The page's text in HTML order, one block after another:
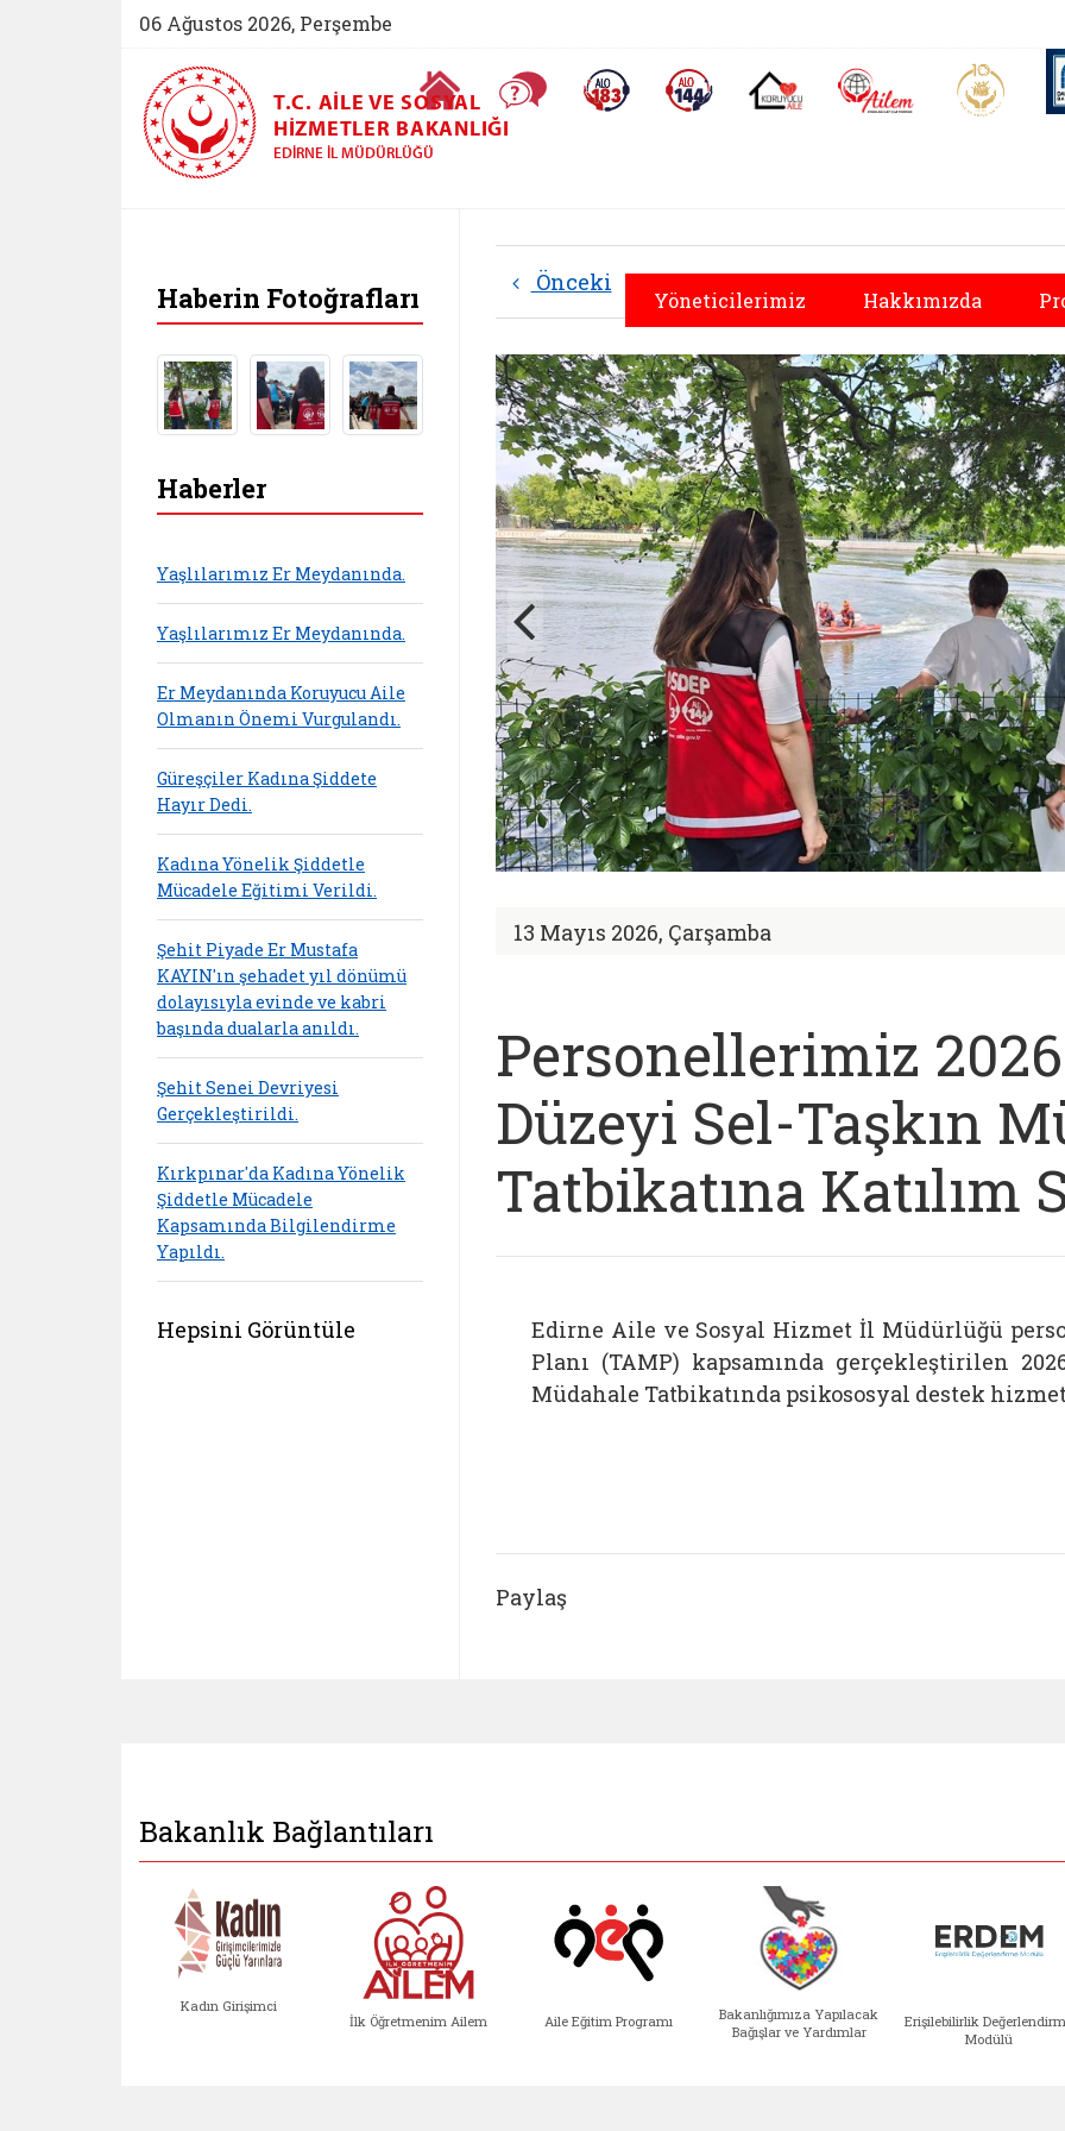
06 Ağustos 2026, Perşembe
Ana Sayfa Sıkça Sorulan SorularAlo 183 (yeni sekmede açılır)Alo 144 (yeni sekmede açılır)Koruyucu Aile (yeni sekmede açılır)
AİLEM İletişim Aile ve
T.C. AILE VE SOSYAL
HIZMETLER BAKANLIĞI
EDIRNE İL MÜDÜRLÜĞÜ
Yöneticilerimiz Hakkımızda
Önceki
13 Mayıs 2026, Çarşamba
Personellerimiz 2026
Düzeyi Sel-Taşkın
Tatbikatına Katılım
Edirne Aile ve Sosyal Hizmet İl Müdürlüğü
Planı (TAMP) kapsamında gerçekleştirilen
Müdahale Tatbikatında psikososyal destek
Paylaş
Haberin Fotoğrafları
Haberler
Yaşlılarımız Er Meydanında.
Yaşlılarımız Er Meydanında.
Er Meydanında Koruyucu Aile
Olmanın Önemi Vurgulandı.
Güreşçiler Kadına Şiddete
Hayır Dedi.
Kadına Yönelik Şiddetle
Mücadele Eğitimi Verildi.
Şehit Piyade Er Mustafa
KAYIN'ın şehadet yıl dönümü
dolayısıyla evinde ve kabri
başında dualarla anıldı.
Şehit Senei Devriyesi
Gerçekleştirildi.
Kırkpınar'da Kadına Yönelik
Şiddetle Mücadele
Kapsamında Bilgilendirme
Yapıldı.
Hepsini Görüntüle
Bakanlık Bağlantıları
Kadın Girişimci
İlk Öğretmenim Ailem Aile Eğitim Programı
Bakanlığımıza Yapılacak
Bağışlar ve Yardımlar
Erişilebilirlik
Modülü